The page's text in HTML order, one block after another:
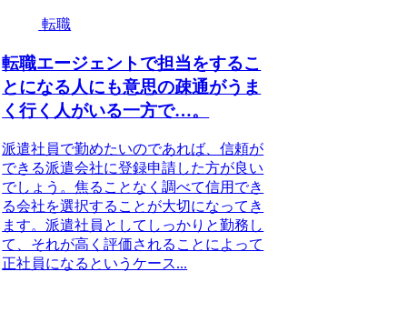
転職
転職エージェントで担当をするこ
とになる人にも意思の疎通がうま
く行く人がいる一方で…。
派遣社員で勤めたいのであれば、信頼が
できる派遣会社に登録申請した方が良い
でしょう。焦ることなく調べて信用でき
る会社を選択することが大切になってき
ます。派遣社員としてしっかりと勤務し
て、それが高く評価されることによって
正社員になるというケース...